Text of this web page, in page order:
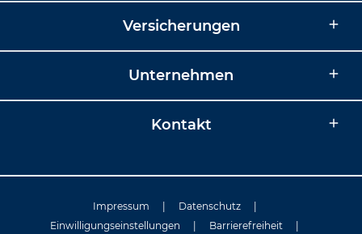
Versicherungen
Unternehmen
Kontakt
Impressum | Datenschutz
|
Einwilligungseinstellungen
| Barrierefreiheit |